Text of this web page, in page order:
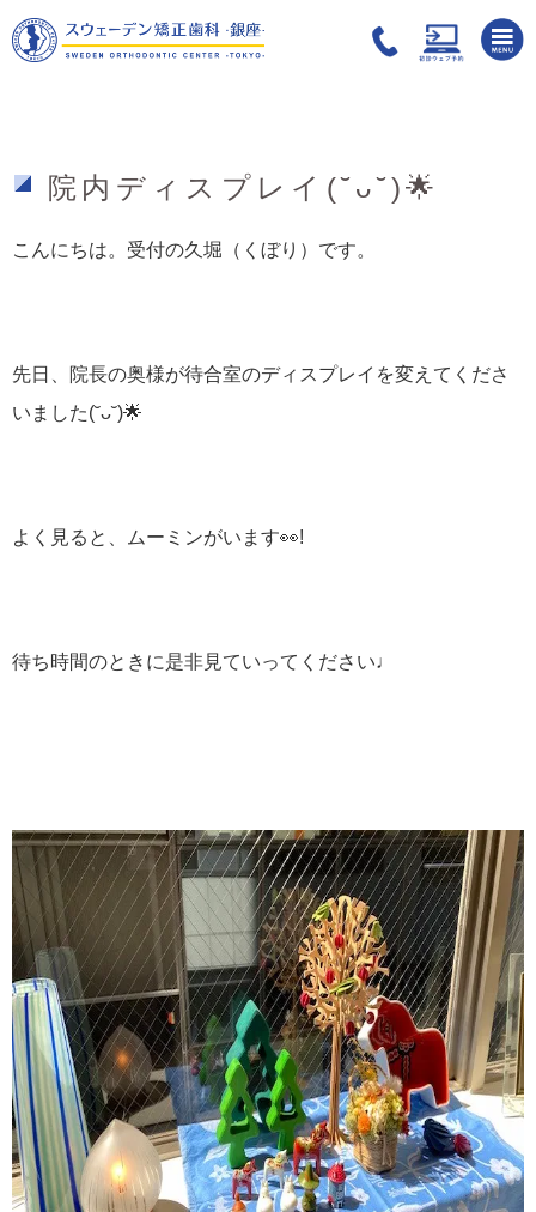
院内ディスプレイ(˘ᴗ˘)🌟
こんにちは。受付の久堀（くぼり）です。
先日、院長の奥様が待合室のディスプレイを変えてくださ
いました(˘ᴗ˘)🌟
よく見ると、ムーミンがいます👀!
待ち時間のときに是非見ていってください♩